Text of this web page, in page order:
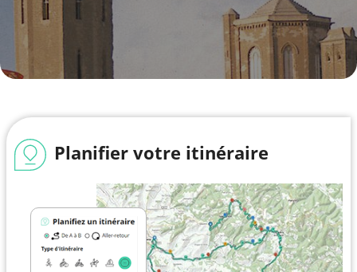
Planifier votre itinéraire